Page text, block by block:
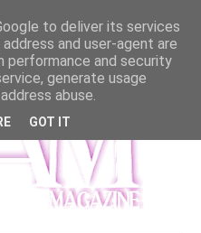
to deliver its services
and user-agent are
performance and security
generate usage
abuse.
GOT IT